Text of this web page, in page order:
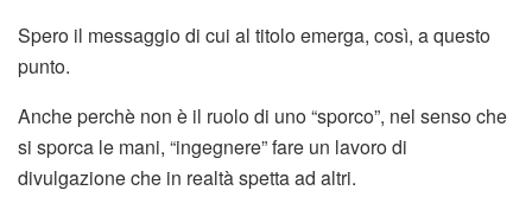
Spero il messaggio di cui al titolo emerga, così, a questo
punto.
Anche perchè non è il ruolo di uno “sporco”, nel senso che
si sporca le mani, “ingegnere” fare un lavoro di
divulgazione che in realtà spetta ad altri.